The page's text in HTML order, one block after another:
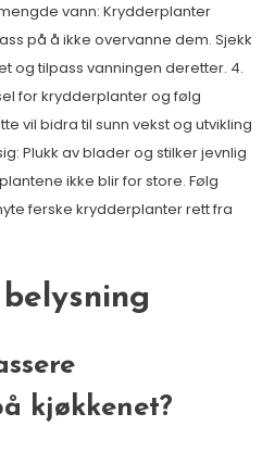
vann: Krydderplanter
på å ikke overvanne dem. Sjekk
og tilpass vanningen deretter. 4.
for krydderplanter og følg
vil bidra til sunn vekst og utvikling
Plukk av blader og stilker jevnlig
ikke blir for store. Følg
ferske krydderplanter rett fra
kjøkkenet?